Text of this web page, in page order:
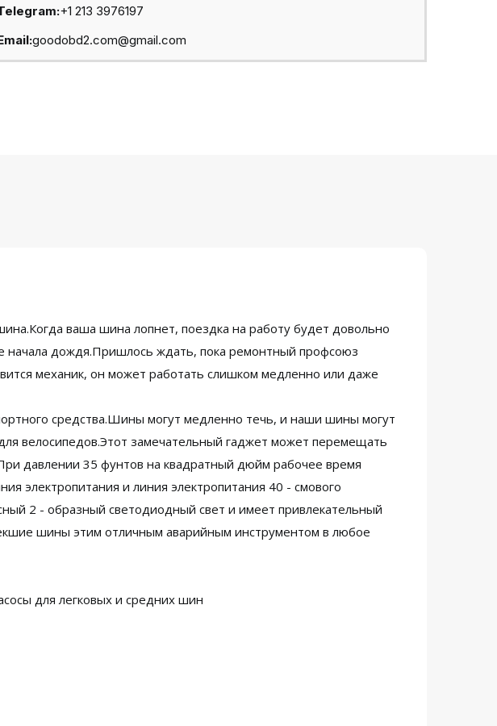
+1 213 3976197
goodobd2.com@gmail.com
ваша шина лопнет, поездка на работу будет довольно
начала дождя.Пришлось ждать, пока ремонтный профсоюз
механик, он может работать слишком медленно или даже
средства.Шины могут медленно течь, и наши шины могут
велосипедов.Этот замечательный гаджет может перемещать
давлении 35 фунтов на квадратный дюйм рабочее время
электропитания и линия электропитания 40 - смового
2 - образный светодиодный свет и имеет привлекательный
шины этим отличным аварийным инструментом в любое
для легковых и средних шин